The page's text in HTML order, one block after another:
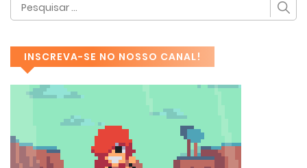
INSCREVA-SE NO NOSSO CANAL!